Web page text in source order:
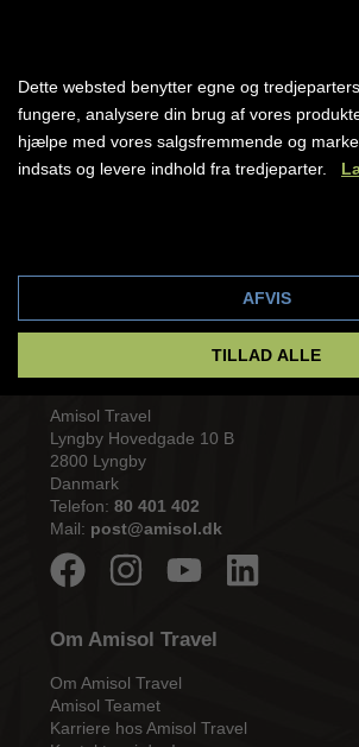
Allergier
Amisol Travel
Lyngby Hovedgade 10 B
2800 Lyngby
Danmark
Telefon: 80 401 402
Mail: post@amisol.dk
Om Amisol Travel
Om Amisol Travel
Amisol Teamet
Karriere hos Amisol Travel
Dette websted benytter egne og
fungere, analysere din brug af vores
hjælpe med vores salgsfremmende og
indsats og levere indhold fra tredjeparter.
AFVIS
TILLAD ALLE